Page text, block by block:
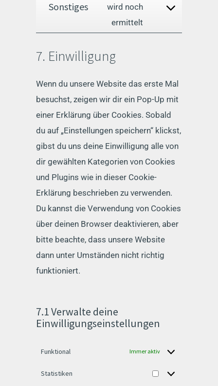
Sonstiges
wird noch
ermittelt
Consent
7. Einwilligung
Wenn du unsere Website das erste Mal
besuchst, zeigen wir dir ein Pop-Up mit
einer Erklärung über Cookies. Sobald
du auf „Einstellungen speichern“ klickst,
gibst du uns deine Einwilligung alle von
dir gewählten Kategorien von Cookies
und Plugins wie in dieser Cookie-
Erklärung beschrieben zu verwenden.
Du kannst die Verwendung von Cookies
über deinen Browser deaktivieren, aber
bitte beachte, dass unsere Website
dann unter Umständen nicht richtig
funktioniert.
7.1 Verwalte deine
Einwilligungseinstellungen
Funktional Immer aktiv
Statistiken